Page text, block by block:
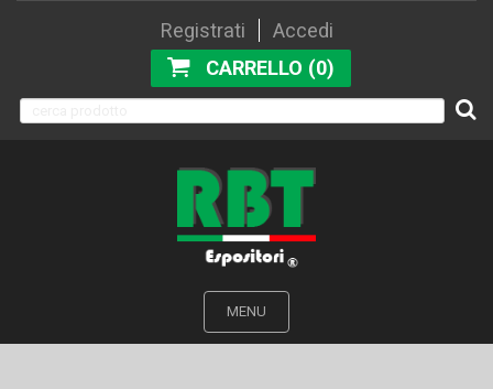
Registrati
Accedi
CARRELLO (0)
MENU